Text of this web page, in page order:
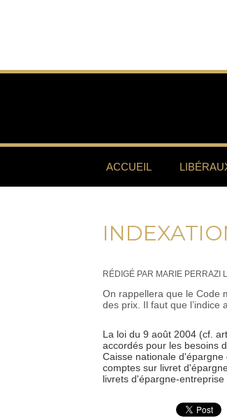
ACCUEIL
RÉDIGÉ PAR MARIE PERRAZI
On rappellera que le Code
des prix. Il faut que l’indice
La loi du 9 août 2004 (cf.
accordés pour les besoins
Caisse nationale
comptes sur livret
livrets d'épargne-